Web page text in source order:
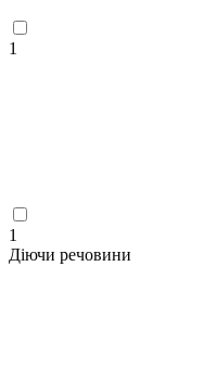
1
1
Діючи речовини